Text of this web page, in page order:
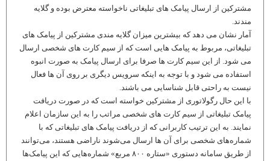
مشترکین از ارسال پیامک های تبلیغاتی ناخواسته معترض بوده و گلایه
مندند.
آمار نشان می دهد که بیشترین میزان گلایه مندی مشترکین از پیامک های
تبلیغاتی، مربوط به پیامک هایی است که از سیم کارت های شخصی ارسال
می شود. از این سیم کارت ها صرفا برای ارسال پیامک به صورت انبوه
استفاده می شود و با توجه به اینکه سرویس دیگری بر روی آن ها فعال
نیست به راحتی قابل شناسایی می باشند.
با این حال رگولاتوری از مشترکین خواسته است که در صورت دریافت
پیامک تبلیغاتی از سیم کارت های شخصی مراتب را به این سازمان اعلام
نمایند. به این ترتیب کاربرانی که از دریافت پیامک های تبلیغاتی که با
شماره‌های شخصی برای آن ها ارسال می‌شوند ناراضی هستند، می‌توانند
از طریق سامانه دستوری «ستاره ۸۰۰ مربع» شماره‌هایی که این پیامک‌ها